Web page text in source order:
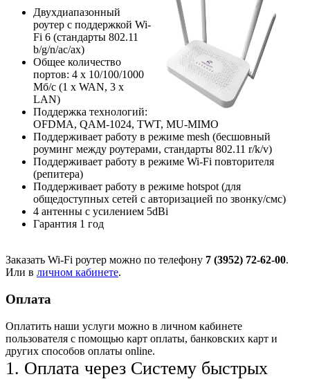
Двухдиапазонный
роутер с поддержкой Wi-
Fi 6 (стандарты 802.11
b/g/n/ac/ax)
Общее количество
портов: 4 х 10/100/1000
Мб/с (1 x WAN, 3 x
LAN)
Поддержка технологий:
OFDMA, QAM-1024, TWT, MU-MIMO
Поддерживает работу в режиме mesh (бесшовный
роуминг между роутерами, стандарты 802.11 r/k/v)
Поддерживает работу в режиме Wi-Fi повторителя
(репитера)
Поддерживает работу в режиме hotspot (для
общедоступных сетей с авторизацией по звонку/смс)
4 антенны с усилением 5dBi
Гарантия 1 год
Заказать Wi-Fi роутер можно по телефону 7 (3952) 72-62-00.
Или в личном кабинете.
Оплата
Оплатить наши услуги можно в личном кабинете
пользователя с помощью карт оплаты, банковских карт и
других способов оплаты online.
1. Оплата через Систему быстрых